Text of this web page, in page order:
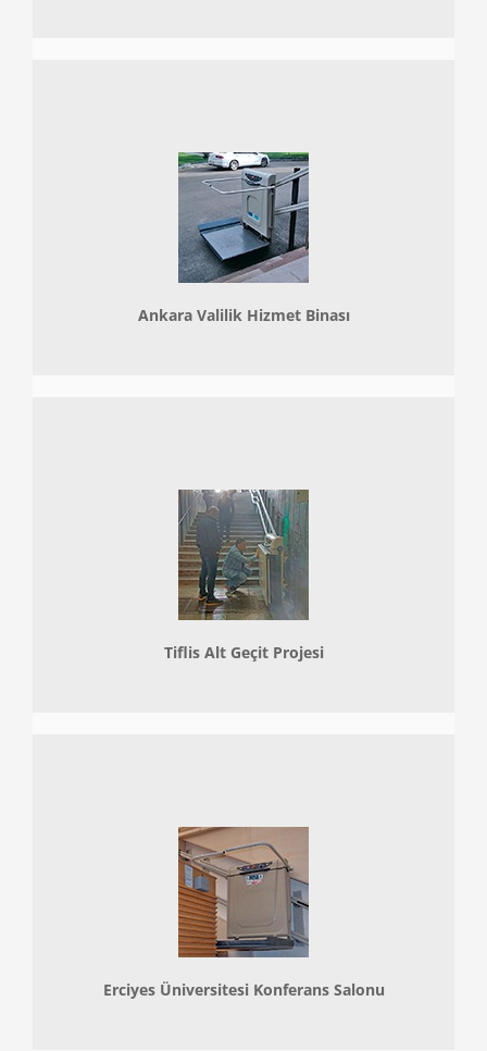
Ankara Valilik Hizmet Binası
Tiflis Alt Geçit Projesi
Erciyes Üniversitesi Konferans Salonu